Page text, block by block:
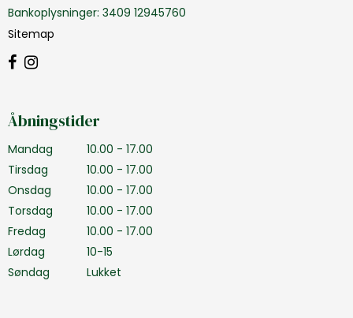
Bankoplysninger: 3409 12945760
Sitemap
Åbningstider
Mandag
10.00 - 17.00
Tirsdag
10.00 - 17.00
Onsdag
10.00 - 17.00
Torsdag
10.00 - 17.00
Fredag
10.00 - 17.00
Lørdag
10-15
Søndag
Lukket